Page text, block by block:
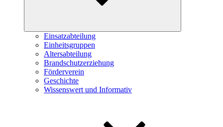
Einsatzabteilung
Einheitsgruppen
Altersabteilung
Brandschutzerziehung
Förderverein
Geschichte
Wissenswert und Informativ